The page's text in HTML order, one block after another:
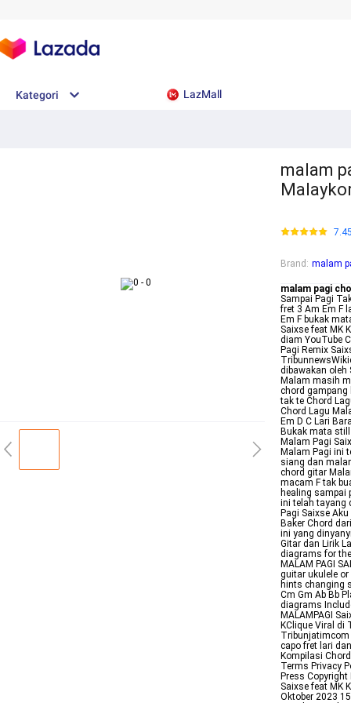
Kategori LazMall
malam
Brand : malam
malam pagi
Sampai Pagi
fret 3 Am Em F
Em F bukak
Saixse feat MK
diam YouTube
Pagi Remix
dibawakan oleh
Malam masih
chord gampang
tak te Chord
Chord Lagu
Em D C Lari
Bukak mata still
Malam Pagi
Malam Pagi ini
siang dan
chord gitar
macam F tak
healing sampai
ini telah tayang
Pagi Saixse
Baker Chord
ini yang
Gitar dan Lirik
diagrams for
MALAM PAGI
guitar ukulele
hints changing
Cm Gm Ab Bb
diagrams
MALAMPAGI
KClique Viral di
Tribunjatimcom
capo fret lari
Kompilasi
Terms Privacy
Press
Saixse feat MK
Oktober 2023